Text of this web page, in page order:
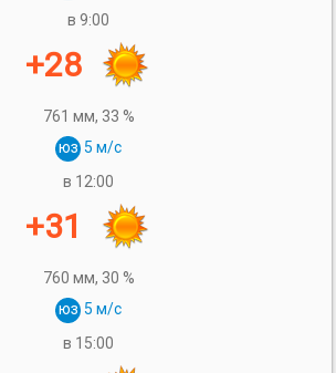
в 9:00
+28
761 мм, 33 %
юз 5 м/с
в 12:00
+31
760 мм, 30 %
юз 5 м/с
в 15:00